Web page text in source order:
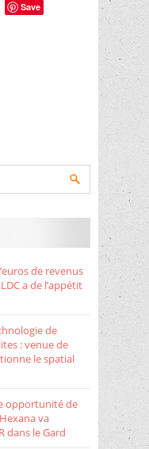
Save
de revenus
a de l’appétit
de
: venue de
le spatial
opportunité de
va
dans le Gard